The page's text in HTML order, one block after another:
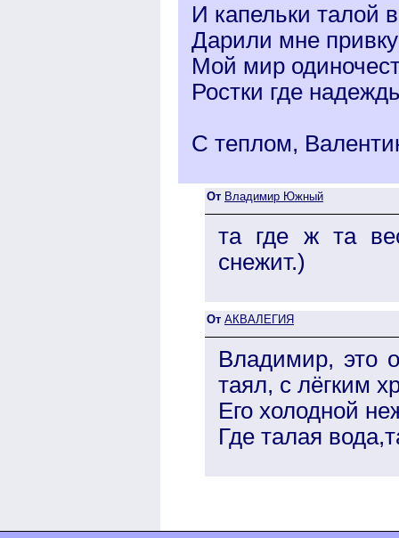
И капельки талой
Дарили мне
Мой мир
Ростки где
С теплом,
От Владимир Южный
та где ж та
снежит.)
От АКВАЛЕГИЯ
Владимир, это
таял, с лёгким
Его холодной
Где талая